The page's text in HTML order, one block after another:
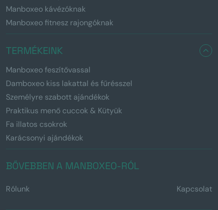
Manboxeo kávézóknak
Manboxeo fitnesz rajongóknak
TERMÉKEINK
Manboxeo feszítővassal
Damboxeo kiss lakattal és fűrésszel
Személyre szabott ajándékok
Praktikus menő cuccok & Kütyük
Fa illatos csokrok
Karácsonyi ajándékok
BŐVEBBEN A MANBOXEO-RÓL
Rólunk Kapcsolat